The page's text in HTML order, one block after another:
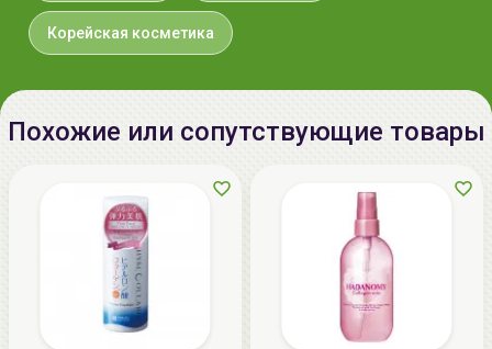
Наибольшего эффекта можно достичь используя
тел.:+375296131336
Корейская косметика
Похожие или сопутствующие товары